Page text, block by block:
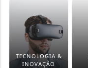
TECNOLOGIA &
INOVAÇÃO